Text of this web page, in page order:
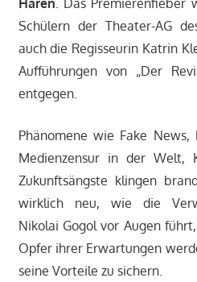
Schülern der Theater-AG
auch die Regisseurin Katrin
Aufführungen von „Der
entgegen.
Phänomene wie Fake News,
Medienzensur in der Welt,
Zukunftsängste klingen
wirklich neu, wie die
Nikolai Gogol vor Augen
Opfer ihrer Erwartungen
seine Vorteile zu sichern.